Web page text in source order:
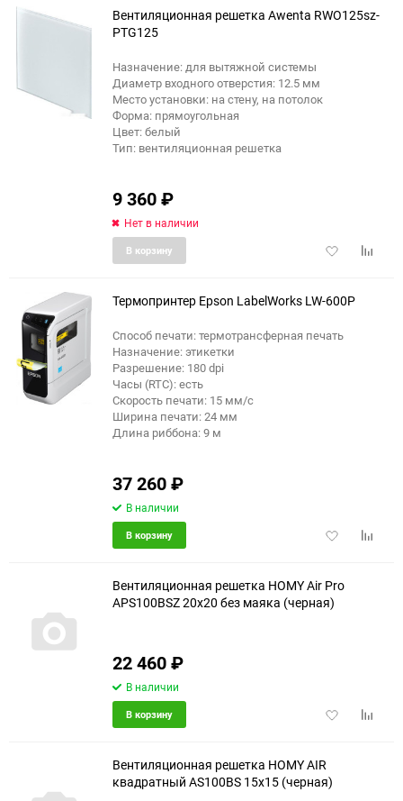
Вентиляционная решетка Awenta RWO125sz-
PTG125
Назначение: для вытяжной системы
Диаметр входного отверстия: 12.5 мм
Место установки: на стену, на потолок
Форма: прямоугольная
Цвет: белый
Тип: вентиляционная решетка
9 360₽
Нет в наличии
Добавить
В корзину
Термопринтер Epson LabelWorks LW-600P
Способ печати: термотрансферная печать
Назначение: этикетки
Разрешение: 180 dpi
Часы (RTC): есть
Скорость печати: 15 мм/с
Ширина печати: 24 мм
Длина риббона: 9 м
37 260₽
В наличии
Добавить
В корзину
Вентиляционная решетка HOMY Air Pro
APS100BSZ 20x20 без маяка (черная)
22 460₽
В наличии
Добавить
В корзину
Вентиляционная решетка HOMY AIR
квадратный AS100BS 15x15 (черная)